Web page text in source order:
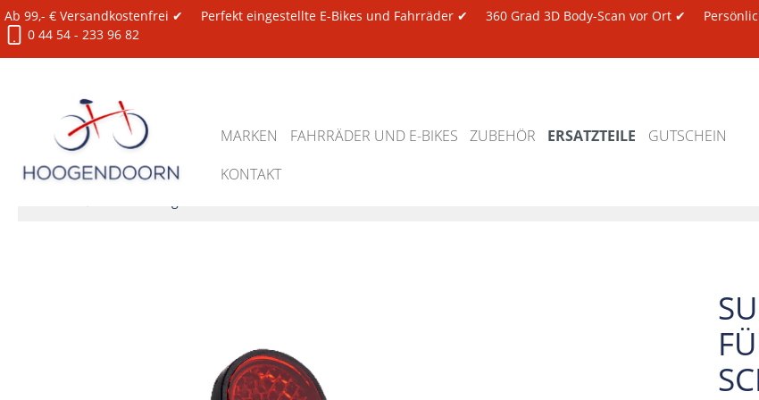
Ab 99,- € Versandkostenfrei ✔ Perfekt eingestellte E-Bikes und Fahrräder ✔ 360 Grad 3D Body-Scan vor Ort ✔
0 44 54 - 233 96 82
MARKEN FAHRRÄDER UND E-BIKES ZUBEHÖR ERSATZTEILE
GUTSCHEIN
KONTAKT